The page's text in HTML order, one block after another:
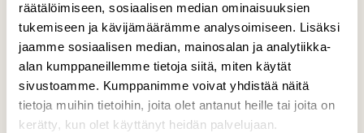
räätälöimiseen, sosiaalisen median ominaisuuksien
tukemiseen ja kävijämäärämme analysoimiseen. Lisäksi
jaamme sosiaalisen median, mainosalan ja analytiikka-
alan kumppaneillemme tietoja siitä, miten käytät
sivustoamme. Kumppanimme voivat yhdistää näitä
tietoja muihin tietoihin, joita olet antanut heille tai joita on
kerätty, kun olet käyttänyt heidän palvelujaan.
Jääneulaset
Kirkkas pakkasyö oli kasvattanut kuolleisiin
kuusen oksiin hienot jääneulaset. Kuva on
otettu aukealla paikalla Savonmäen päällä
Vaajakoskella.